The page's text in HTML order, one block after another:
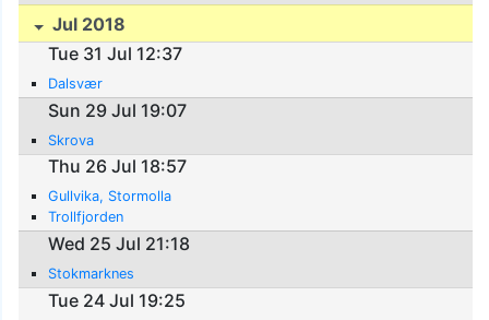
Jul 2018
Tue 31 Jul 12:37
Dalsvær
Sun 29 Jul 19:07
Skrova
Thu 26 Jul 18:57
Gullvika, Stormolla
Trollfjorden
Wed 25 Jul 21:18
Stokmarknes
Tue 24 Jul 19:25